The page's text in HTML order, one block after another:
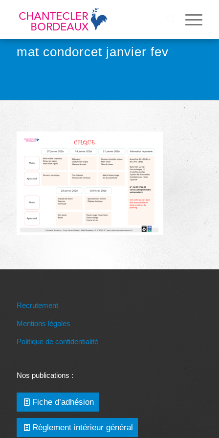
mat condorcet janvier fev
Recrutement
Mentions légales
Politique de confidentialité
Nos publications :
Fiche d’adhésion
Règlement intérieur général